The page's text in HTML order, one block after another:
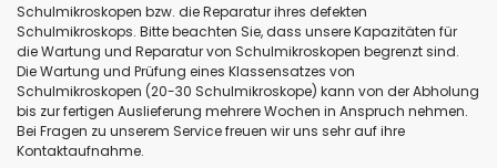
Schulmikroskopen bzw. die Reparatur ihres defekten
Schulmikroskops. Bitte beachten Sie, dass unsere Kapazitäten für
die Wartung und Reparatur von Schulmikroskopen begrenzt sind.
Die Wartung und Prüfung eines Klassensatzes von
Schulmikroskopen (20-30 Schulmikroskope) kann von der Abholung
bis zur fertigen Auslieferung mehrere Wochen in Anspruch nehmen.
Bei Fragen zu unserem Service freuen wir uns sehr auf ihre
Kontaktaufnahme.